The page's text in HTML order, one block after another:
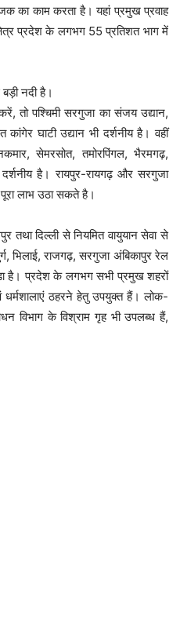
का काम करता है। यहां प्रमुख प्रवाह
प्रदेश के लगभग 55 प्रतिशत भाग में
नदी है।
तो पश्चिमी सरगुजा का संजय उद्यान,
घाटी उद्यान भी दर्शनीय है। वहीं
सेमरसोत, तमोरपिंगल, भैरमगढ़,
दर्शनीय है। रायपुर-रायगढ़ और सरगुजा
लाभ उठा सकते है।
तथा दिल्ली से नियमित वायुयान सेवा से
भिलाई, राजगढ़, सरगुजा अंबिकापुर रेल
है। प्रदेश के लगभग सभी प्रमुख शहरों
ठहरने हेतु उपयुक्त हैं। लोक-
विभाग के विश्राम गृह भी उपलब्ध हैं,